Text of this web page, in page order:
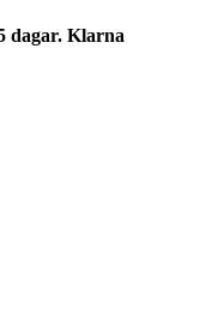
dagar. Klarna